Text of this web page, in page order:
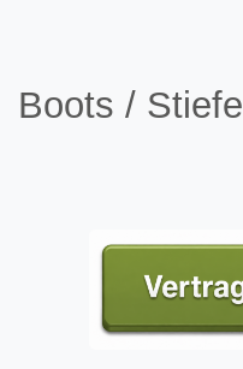
Boots / Stiefel